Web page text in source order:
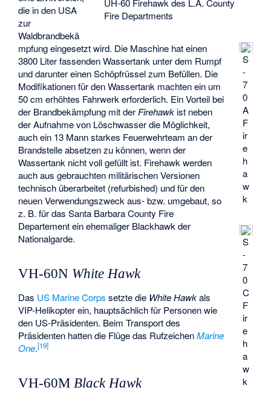
UH-60 Firehawk des L.A. County
Fire Departments
S
-
7
0
A
F
ir
e
h
a
w
k
S
-
7
0
C
F
ir
e
h
a
w
k
die in den USA
zur
Waldbrandbekä
mpfung eingesetzt wird. Die Maschine hat einen
3800 Liter fassenden Wassertank unter dem Rumpf
und darunter einen Schöpfrüssel zum Befüllen. Die
Modifikationen für den Wassertank machten ein um
50 cm erhöhtes Fahrwerk erforderlich. Ein Vorteil bei
der Brandbekämpfung mit der Firehawk ist neben
der Aufnahme von Löschwasser die Möglichkeit,
auch ein 13 Mann starkes Feuerwehrteam an der
Brandstelle absetzen zu können, wenn der
Wassertank nicht voll gefüllt ist. Firehawk werden
auch aus gebrauchten militärischen Versionen
technisch überarbeitet (refurbished) und für den
neuen Verwendungszweck aus- bzw. umgebaut, so
z. B. für das Santa Barbara County Fire
Departement ein ehemaliger Blackhawk der
Nationalgarde.
VH-60N White Hawk
Das US Marine Corps setzte die White Hawkals
VIP-Helikopter ein, hauptsächlich für Personen wie
den US-Präsidenten. Beim Transport des
Präsidenten hatten die Flüge das RufzeichenMarine
One.[19]
VH-60M Black Hawk